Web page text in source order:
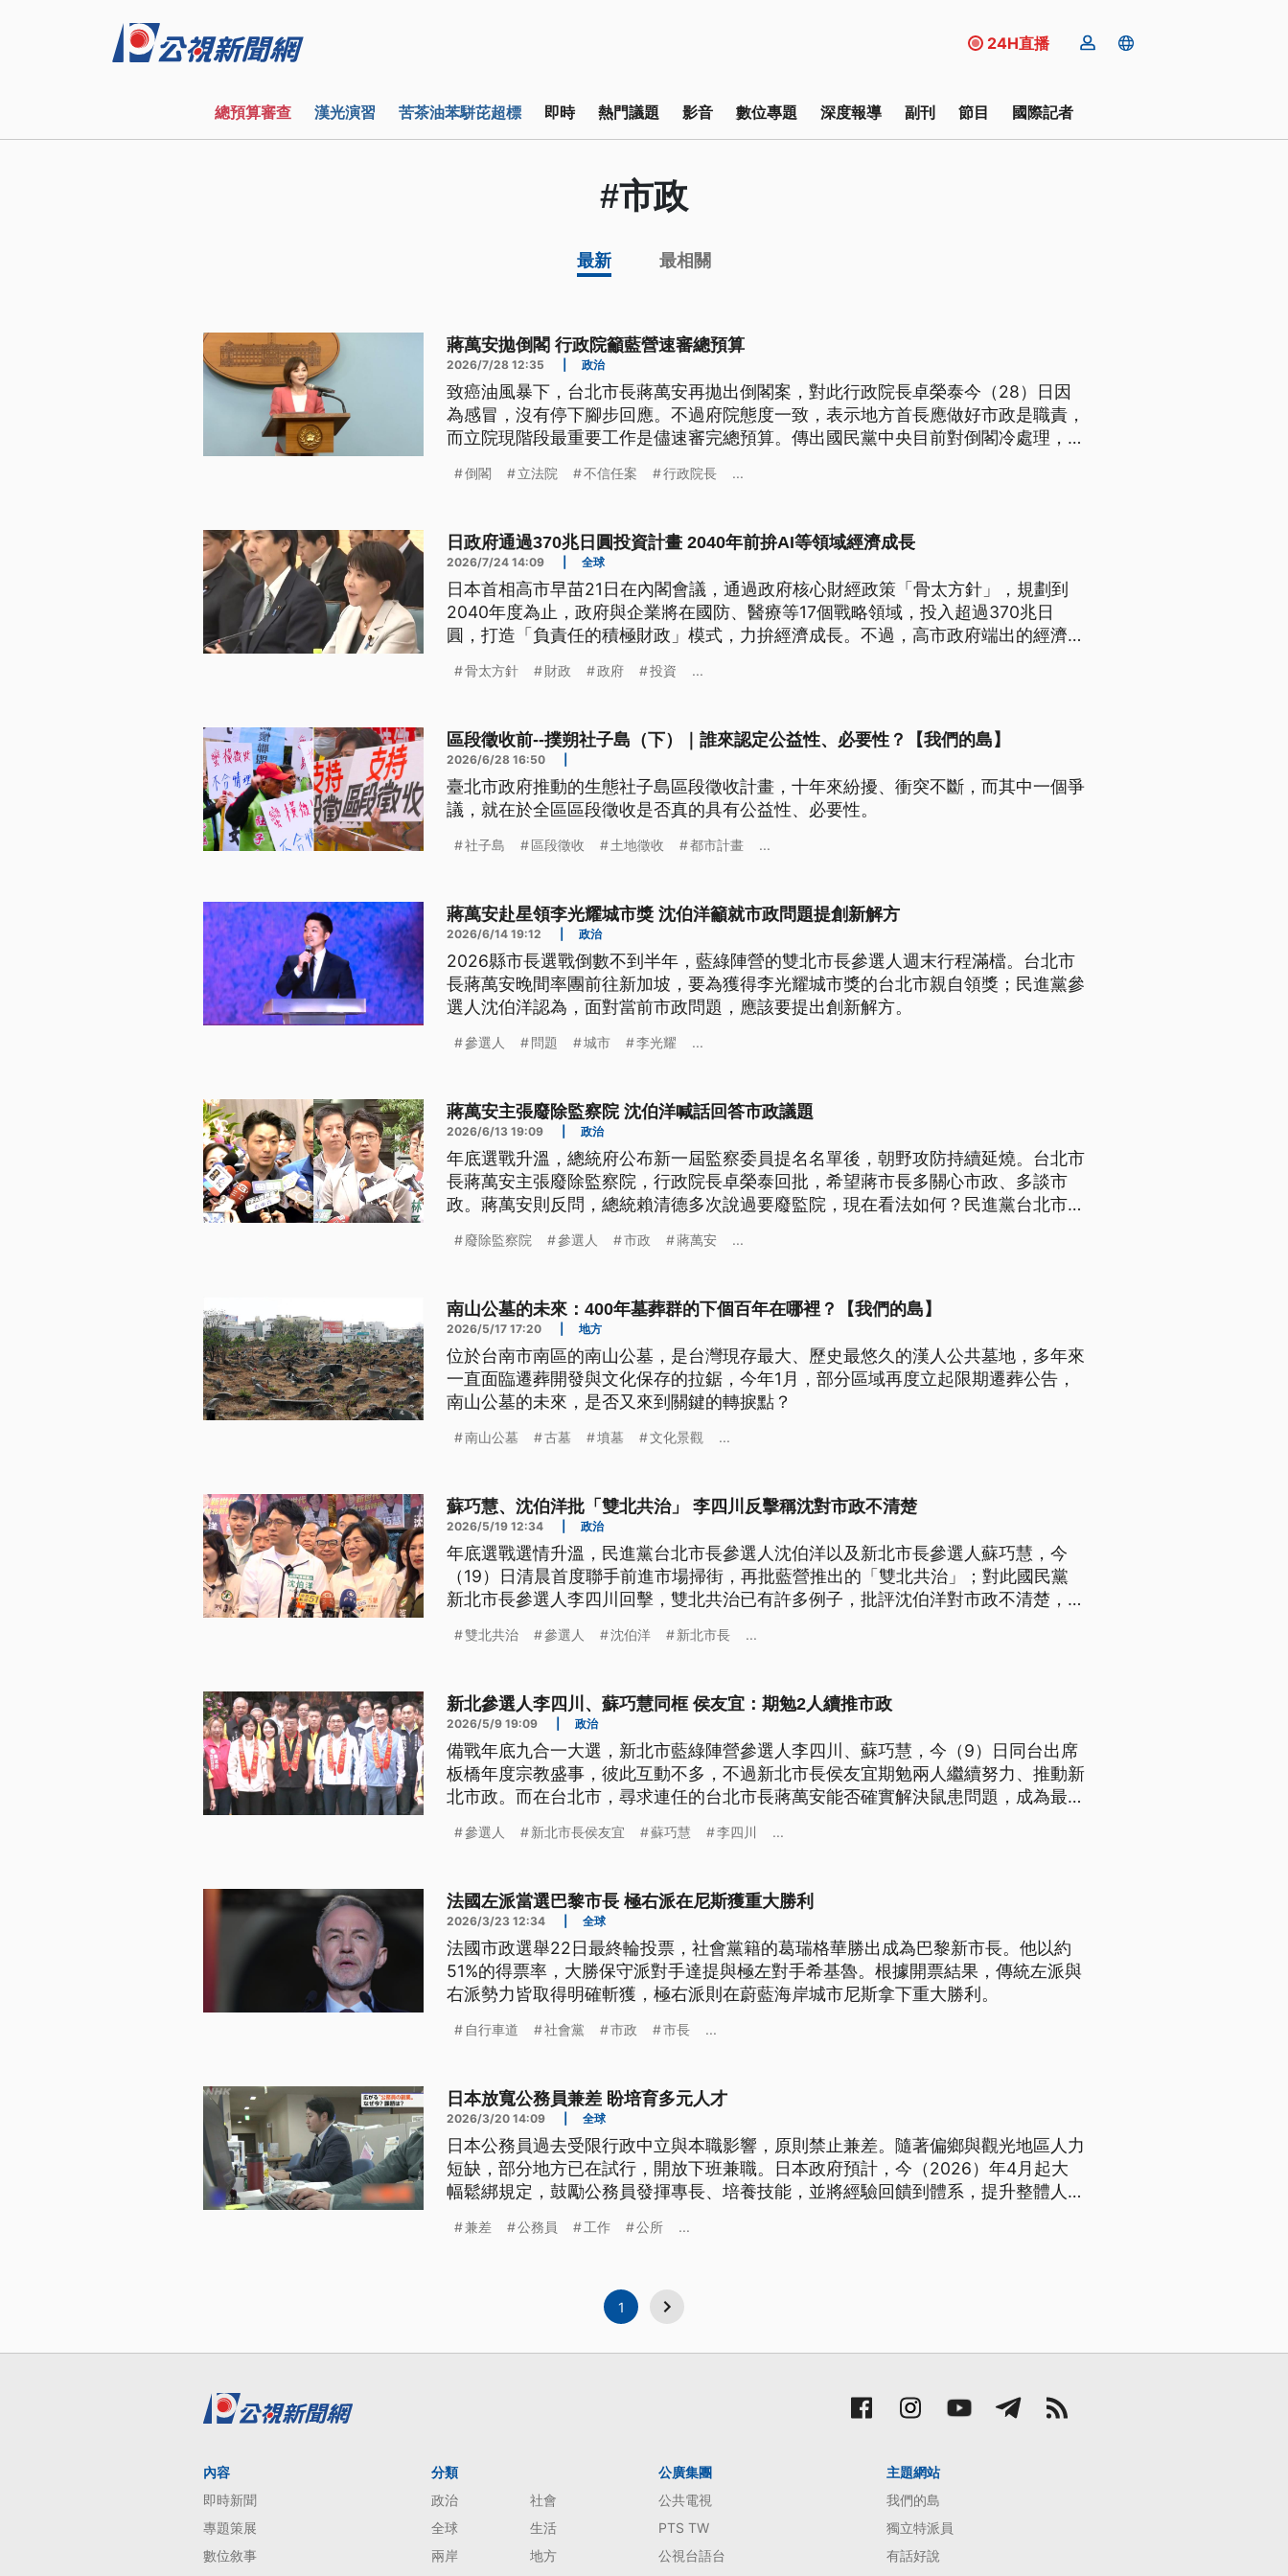
24H直播
總預算審查 漢光演習 苦茶油苯駢芘超標 即時 熱門議題 影音 數位專題 深度報導 副刊 節目 國際記者
#市政
最新 最相關
蔣萬安拋倒閣 行政院籲藍營速審總預算
2026/7/28 12:35 政治
致癌油風暴下，台北市長蔣萬安再拋出倒閣案，對此行政院長卓榮泰今（28）日因
為感冒，沒有停下腳步回應。不過府院態度一致，表示地方首長應做好市政是職責，
而立院現階段最重要工作是儘速審完總預算。傳出國民黨中央目前對倒閣冷處理，藍
倒閣 立法院 不信任案 行政院長 ...
日政府通過370兆日圓投資計畫 2040年前拚AI等領域經濟成長
2026/7/24 14:09 全球
日本首相高市早苗21日在內閣會議，通過政府核心財經政策「骨太方針」，規劃到
2040年度為止，政府與企業將在國防、醫療等17個戰略領域，投入超過370兆日
圓，打造「負責任的積極財政」模式，力拚經濟成長。不過，高市政府端出的經濟政
並不看好這套經濟藍圖。
骨太方針 財政 政府 投資 ...
區段徵收前--撲朔社子島（下）｜誰來認定公益性、必要性？【我們的島】
2026/6/28 16:50
臺北市政府推動的生態社子島區段徵收計畫，十年來紛擾、衝突不斷，而其中一個爭
議，就在於全區區段徵收是否真的具有公益性、必要性。
社子島 區段徵收 土地徵收 都市計畫 ...
蔣萬安赴星領李光耀城市獎 沈伯洋籲就市政問題提創新解方
2026/6/14 19:12 政治
2026縣市長選戰倒數不到半年，藍綠陣營的雙北市長參選人週末行程滿檔。台北市
長蔣萬安晚間率團前往新加坡，要為獲得李光耀城市獎的台北市親自領獎；民進黨參
選人沈伯洋認為，面對當前市政問題，應該要提出創新解方。
參選人 問題 城市 李光耀 ...
蔣萬安主張廢除監察院 沈伯洋喊話回答市政議題
2026/6/13 19:09 政治
年底選戰升溫，總統府公布新一屆監察委員提名名單後，朝野攻防持續延燒。台北市
長蔣萬安主張廢除監察院，行政院長卓榮泰回批，希望蔣市長多關心市政、多談市
政。蔣萬安則反問，總統賴清德多次說過要廢監院，現在看法如何？民進黨台北市長
廢除監察院 參選人 市政 蔣萬安 ...
南山公墓的未來：400年墓葬群的下個百年在哪裡？【我們的島】
2026/5/17 17:20 地方
位於台南市南區的南山公墓，是台灣現存最大、歷史最悠久的漢人公共墓地，多年來
一直面臨遷葬開發與文化保存的拉鋸，今年1月，部分區域再度立起限期遷葬公告，
南山公墓的未來，是否又來到關鍵的轉捩點？
南山公墓 古墓 墳墓 文化景觀 ...
蘇巧慧、沈伯洋批「雙北共治」 李四川反擊稱沈對市政不清楚
2026/5/19 12:34 政治
年底選戰選情升溫，民進黨台北市長參選人沈伯洋以及新北市長參選人蘇巧慧，今
（19）日清晨首度聯手前進市場掃街，再批藍營推出的「雙北共治」；對此國民黨
新北市長參選人李四川回擊，雙北共治已有許多例子，批評沈伯洋對市政不清楚，台
雙北共治 參選人 沈伯洋 新北市長 ...
新北參選人李四川、蘇巧慧同框 侯友宜：期勉2人續推市政
2026/5/9 19:09 政治
備戰年底九合一大選，新北市藍綠陣營參選人李四川、蘇巧慧，今（9）日同台出席
板橋年度宗教盛事，彼此互動不多，不過新北市長侯友宜期勉兩人繼續努力、推動新
北市政。而在台北市，尋求連任的台北市長蔣萬安能否確實解決鼠患問題，成為最新
參選人 新北市長侯友宜 蘇巧慧 李四川 ...
法國左派當選巴黎市長 極右派在尼斯獲重大勝利
2026/3/23 12:34 全球
法國市政選舉22日最終輪投票，社會黨籍的葛瑞格華勝出成為巴黎新市長。他以約
51%的得票率，大勝保守派對手達提與極左對手希基魯。根據開票結果，傳統左派與
右派勢力皆取得明確斬獲，極右派則在蔚藍海岸城市尼斯拿下重大勝利。
自行車道 社會黨 市政 市長 ...
日本放寬公務員兼差 盼培育多元人才
2026/3/20 14:09 全球
日本公務員過去受限行政中立與本職影響，原則禁止兼差。隨著偏鄉與觀光地區人力
短缺，部分地方已在試行，開放下班兼職。日本政府預計，今（2026）年4月起大
幅鬆綁規定，鼓勵公務員發揮專長、培養技能，並將經驗回饋到體系，提升整體人才
兼差 公務員 工作 公所 ...
1
內容
即時新聞
專題策展
數位敘事
分類
政治
社會
全球
生活
兩岸
地方
公廣集團
公共電視
PTS TW
公視台語台
主題網站
我們的島
獨立特派員
有話好說